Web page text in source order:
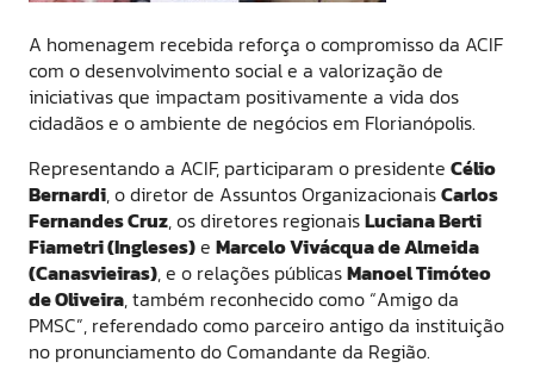
A homenagem recebida reforça o compromisso da ACIF
com o desenvolvimento social e a valorização de
iniciativas que impactam positivamente a vida dos
cidadãos e o ambiente de negócios em Florianópolis.
Representando a ACIF, participaram o presidente Célio
Bernardi, o diretor de Assuntos OrganizacionaisCarlos
Fernandes Cruz, os diretores regionaisLuciana Berti
Fiametri (Ingleses)e Marcelo Vivácqua de Almeida
(Canasvieiras), e o relações públicasManoel Timóteo
de Oliveira, também reconhecido como “Amigo da
PMSC”, referendado como parceiro antigo da instituição
no pronunciamento do Comandante da Região.